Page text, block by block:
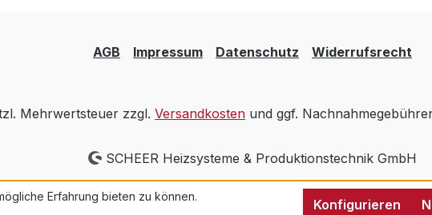
AGB Impressum Datenschutz Widerrufsrecht
Mehrwertsteuer zzgl. Versandkosten und ggf.
SCHEER Heizsysteme & Produktionstechnik GmbH
Erfahrung bieten zu können.
Konfigurieren